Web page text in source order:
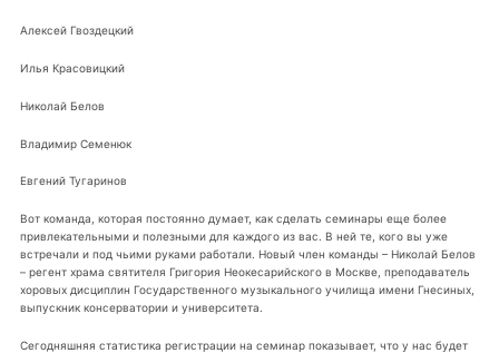
Алексей Гвоздецкий
Илья Красовицкий
Николай Белов
Владимир Семенюк
Евгений Тугаринов
Вот команда, которая постоянно думает, как сделать семинары еще более
привлекательными и полезными для каждого из вас. В ней те, кого вы уже
встречали и под чьими руками работали. Новый член команды – Николай Белов
– регент храма святителя Григория Неокесарийского в Москве, преподаватель
хоровых дисциплин Государственного музыкального училища имени Гнесиных,
выпускник консерватории и университета.
Сегодняшняя статистика регистрации на семинар показывает, что у нас будет